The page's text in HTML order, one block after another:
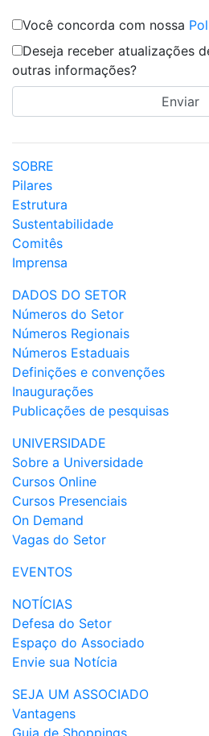
Você concorda com nossa
Deseja receber atualizações
outras informações?
SOBRE
Pilares
Estrutura
Sustentabilidade
Comitês
Imprensa
DADOS DO SETOR
Números do Setor
Números Regionais
Números Estaduais
Definições e convenções
Inaugurações
Publicações de pesquisas
UNIVERSIDADE
Sobre a Universidade
Cursos Online
Cursos Presenciais
On Demand
Vagas do Setor
EVENTOS
NOTÍCIAS
Defesa do Setor
Espaço do Associado
Envie sua Notícia
SEJA UM ASSOCIADO
Vantagens
Guia de Shoppings